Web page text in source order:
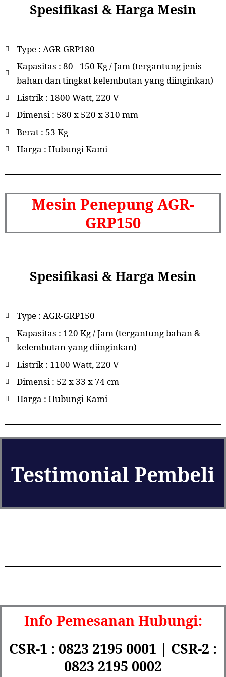
Spesifikasi & Harga Mesin
Type : AGR-GRP180
Kapasitas : 80 - 150 Kg / Jam (tergantung jenis
bahan dan tingkat kelembutan yang diinginkan)
Listrik : 1800 Watt, 220 V
Dimensi : 580 x 520 x 310 mm
Berat : 53 Kg
Harga : Hubungi Kami
Mesin Penepung AGR-
GRP150
Spesifikasi & Harga Mesin
Type : AGR-GRP150
Kapasitas : 120 Kg / Jam (tergantung bahan &
kelembutan yang diinginkan)
Listrik : 1100 Watt, 220 V
Dimensi : 52 x 33 x 74 cm
Harga : Hubungi Kami
Testimonial Pembeli
Info Pemesanan Hubungi:
CSR-1 : 0823 2195 0001 | CSR-2 :
0823 2195 0002